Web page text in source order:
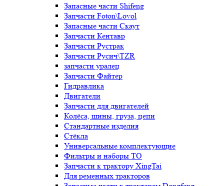
Запасные части Shifeng
Запчасти Foton\Lovol
Запасные части Скаут
Запчасти Кентавр
Запчасти Рустрак
Запчасти Русич\TZR
запчасти уралец
Запчасти Файтер
Гидравлика
Двигатели
Запчасти для двигателей
Колёса, шины, груза, цепи
Стандартные изделия
Стёкла
Универсальные комплектующие
Фильтры и наборы ТО
Запчасти к трактору XingTai
Для ременных тракторов